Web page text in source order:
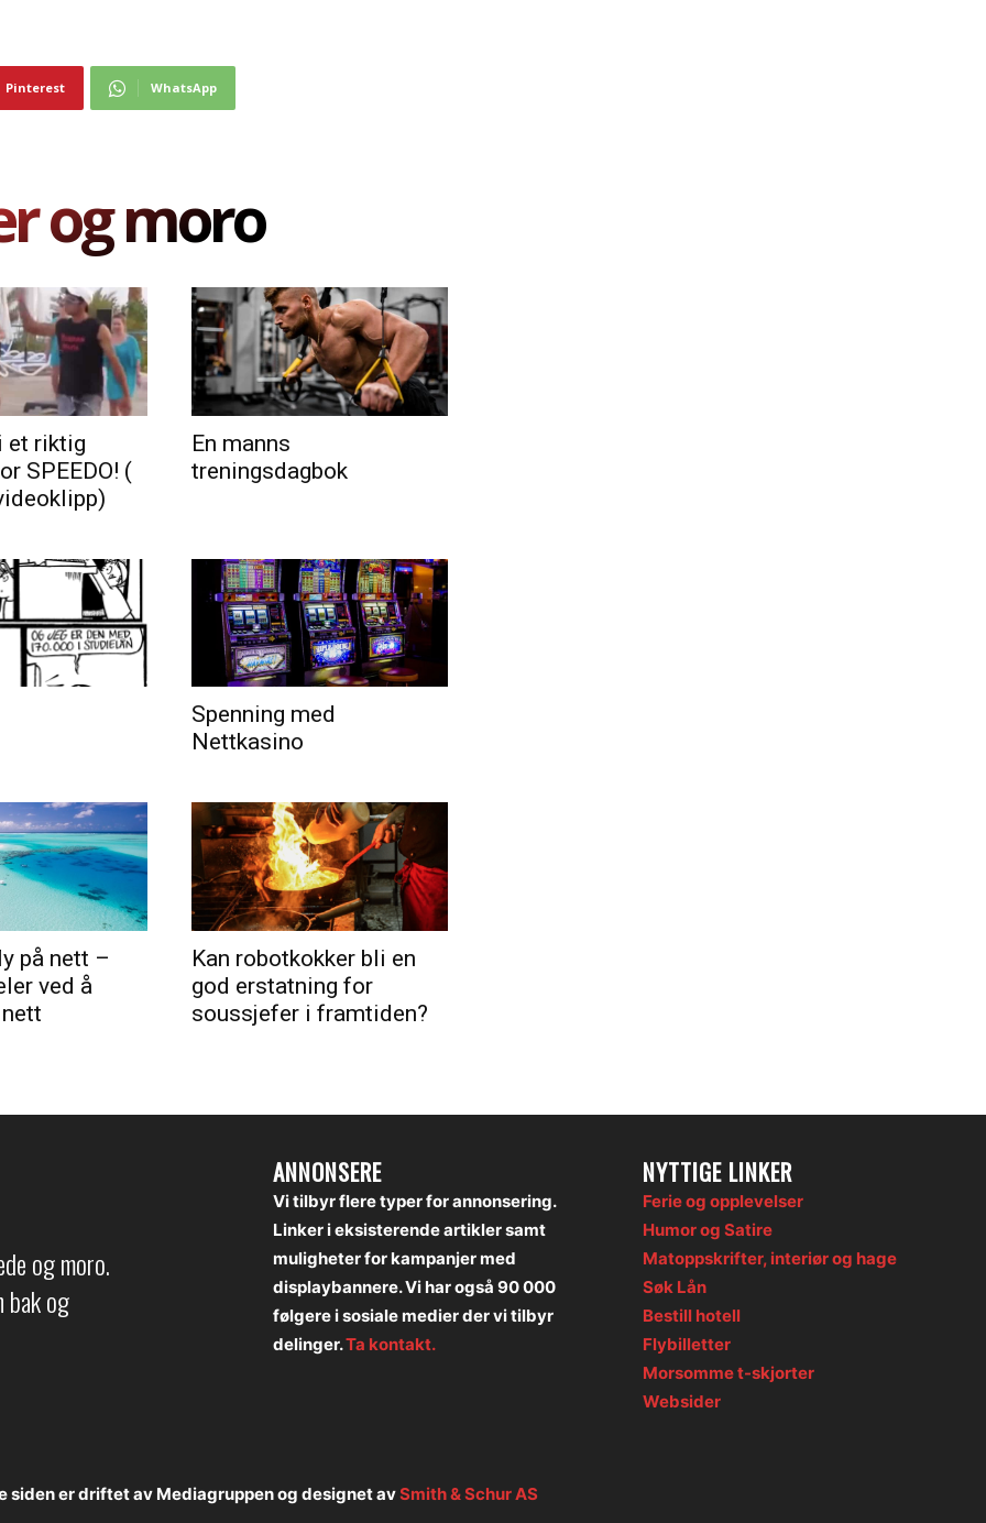
Pinterest WhatsApp
og moro
et riktig
SPEEDO! (
En manns
treningsdagbok
Spenning med
Nettkasino
på nett –
ved å
Kan robotkokker bli en
god erstatning for
soussjefer i framtiden?
og moro.
bak og
ANNONSERE
Vi tilbyr flere typer for annonsering.
Linker i eksisterende artikler samt
muligheter for kampanjer med
displaybannere. Vi har også 90 000
følgere i sosiale medier der vi tilbyr
delinger.Ta kontakt.
NYTTIGE LINKER
Ferie og opplevelser
Humor og Satire
Matoppskrifter, interiør og hage
Søk Lån
Bestill hotell
Flybilletter
Morsomme t-skjorter
Websider
siden er driftet av Mediagruppen og designet avSmith & Schur AS